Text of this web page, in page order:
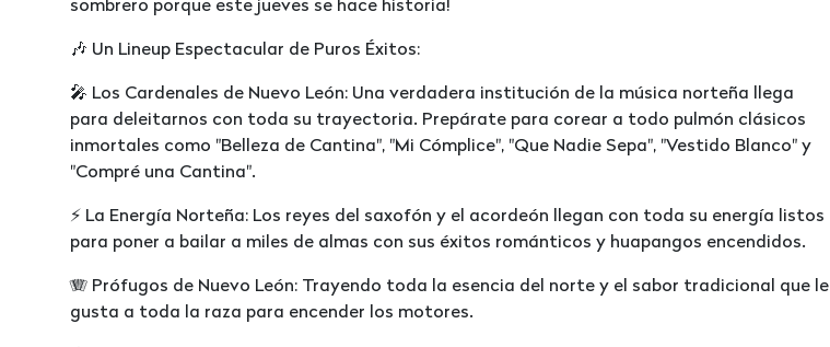
sombrero porque este jueves se hace historia!
🎶 Un Lineup Espectacular de Puros Éxitos:
🎤 Los Cardenales de Nuevo León: Una verdadera institución de la música norteña llega
para deleitarnos con toda su trayectoria. Prepárate para corear a todo pulmón clásicos
inmortales como "Belleza de Cantina", "Mi Cómplice", "Que Nadie Sepa", "Vestido Blanco" y
"Compré una Cantina".
⚡ La Energía Norteña: Los reyes del saxofón y el acordeón llegan con toda su energía listos
para poner a bailar a miles de almas con sus éxitos románticos y huapangos encendidos.
🪗 Prófugos de Nuevo León: Trayendo toda la esencia del norte y el sabor tradicional que le
gusta a toda la raza para encender los motores.